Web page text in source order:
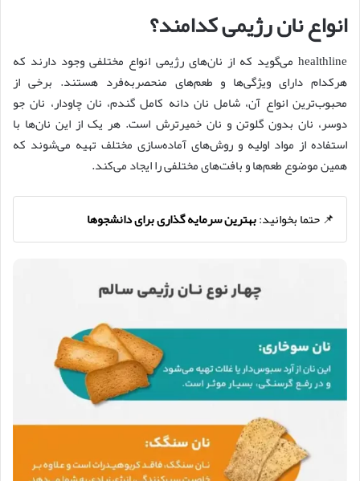
انواع نان رژیمی کدامند؟
healthline می‌گوید که از نان‌های رژیمی انواع مختلفی وجود دارند که
هرکدام دارای ویژگی‌ها و طعم‌های منحصربه‌فرد هستند. برخی از
محبوب‌ترین انواع آن، شامل نان دانه کامل گندم، نان چاودار، نان جو
دوسر، نان بدون گلوتن و نان خمیرترش است. هر یک از این نان‌ها با
استفاده از مواد اولیه و روش‌های آماده‌سازی مختلف تهیه می‌شوند که
همین موضوع طعم‌ها و بافت‌های مختلفی را ایجاد می‌کند.
📌 حتما بخوانید:بهترین سرمایه گذاری برای دانشجوها